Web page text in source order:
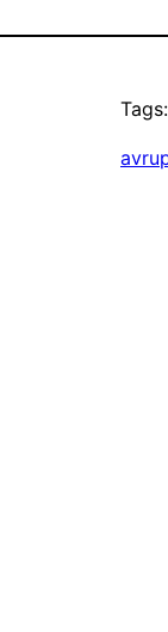
Tags: